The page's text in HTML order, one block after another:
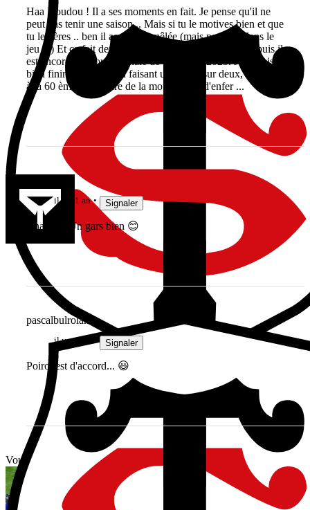
Haa Doudou ! Il a ses moments en fait. Je pense qu'il ne
peut pas tenir une saison... Mais si tu le motives bien et que
tu le gères .. ben il assure en mêlée (mais pas trop dans le
jeu ...) Et ça fait depuis la CDM qu'on le dit à la rue, puis il
est encore titu pour la finale de top 14 en 2025. Je le vois
bien finir sa carrière en faisant un match sur deux, ou entrer
à la 60 ème. Puis faire de la moto à train d'enfer ...
il y a 1 an Signaler
Charlie ? Un gars bien 😊
pascalbulroland
il y a 1 an Signaler
Poirot est d'accord... 😃
Vous avez tout lu ?